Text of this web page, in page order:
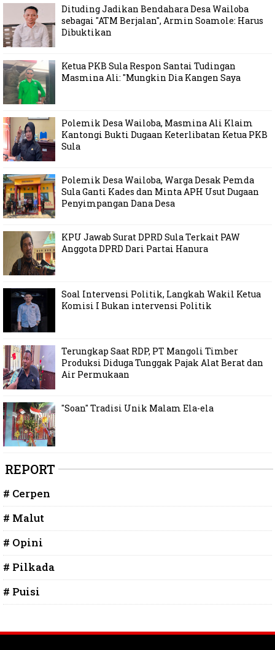
Dituding Jadikan Bendahara Desa Wailoba
sebagai "ATM Berjalan", Armin Soamole: Harus
Dibuktikan
Ketua PKB Sula Respon Santai Tudingan
Masmina Ali: "Mungkin Dia Kangen Saya
Polemik Desa Wailoba, Masmina Ali Klaim
Kantongi Bukti Dugaan Keterlibatan Ketua PKB
Sula
Polemik Desa Wailoba, Warga Desak Pemda
Sula Ganti Kades dan Minta APH Usut Dugaan
Penyimpangan Dana Desa
KPU Jawab Surat DPRD Sula Terkait PAW
Anggota DPRD Dari Partai Hanura
Soal Intervensi Politik, Langkah Wakil Ketua
Komisi I Bukan intervensi Politik
Terungkap Saat RDP, PT Mangoli Timber
Produksi Diduga Tunggak Pajak Alat Berat dan
Air Permukaan
"Soan" Tradisi Unik Malam Ela-ela
REPORT
# Cerpen
# Malut
# Opini
# Pilkada
# Puisi